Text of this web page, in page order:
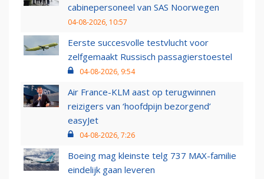
cabinepersoneel van SAS Noorwegen
04-08-2026, 10:57
Eerste succesvolle testvlucht voor
zelfgemaakt Russisch passagierstoestel
04-08-2026, 9:54
Air France-KLM aast op terugwinnen
reizigers van ‘hoofdpijn bezorgend’
easyJet
04-08-2026, 7:26
Boeing mag kleinste telg 737 MAX-familie
eindelijk gaan leveren